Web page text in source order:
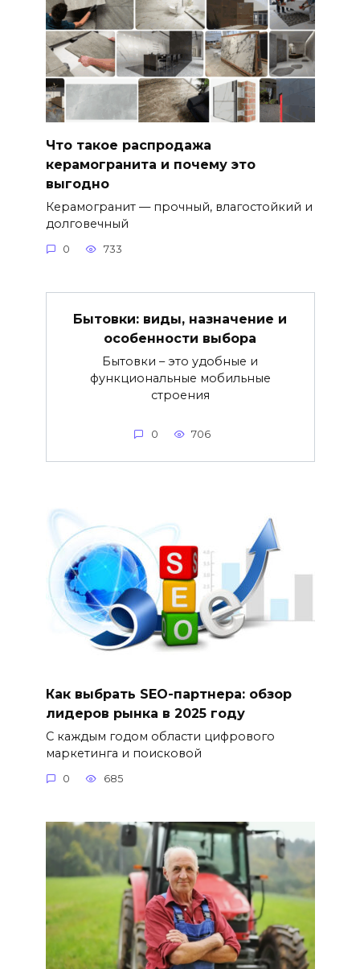
Что такое распродажа
керамогранита и почему это
выгодно
Керамогранит — прочный, влагостойкий и
долговечный
0 733
Бытовки: виды, назначение и
особенности выбора
Бытовки – это удобные и
функциональные мобильные
строения
0 706
Как выбрать SEO-партнера: обзор
лидеров рынка в 2025 году
С каждым годом области цифрового
маркетинга и поисковой
0 685